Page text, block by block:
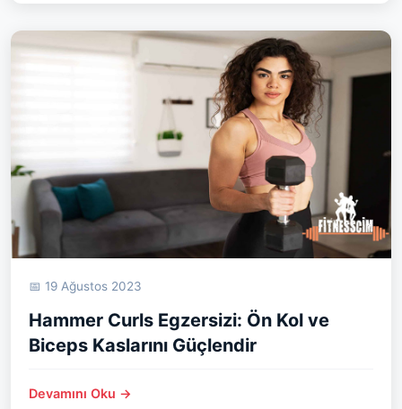
📅 19 Ağustos 2023
Hammer Curls Egzersizi: Ön Kol ve
Biceps Kaslarını Güçlendir
Devamını Oku →